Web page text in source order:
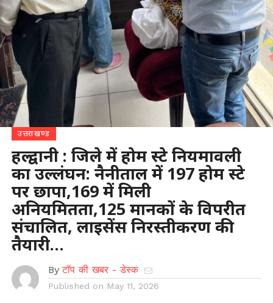
उत्तराखण्ड
हल्द्वानी : जिले में होम स्टे नियमावली
का उल्लंघन: नैनीताल में 197 होम स्टे
पर छापा,169 में मिली
अनियमितता,125 मानकों के विपरीत
संचालित, लाइसेंस निरस्तीकरण की
तैयारी…
By टॉप की खबर - डेस्क
Published on May 11, 2026